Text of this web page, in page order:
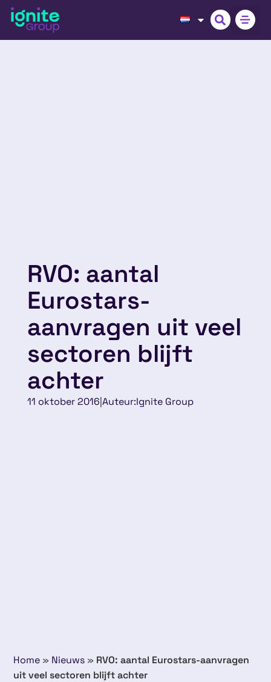
RVO: aantal
Eurostars-
aanvragen uit veel
sectoren blijft
achter
11 oktober 2016 Auteur:Ignite Group
Home » Nieuws » RVO: aantal Eurostars-aanvragen
uit veel sectoren blijft achter